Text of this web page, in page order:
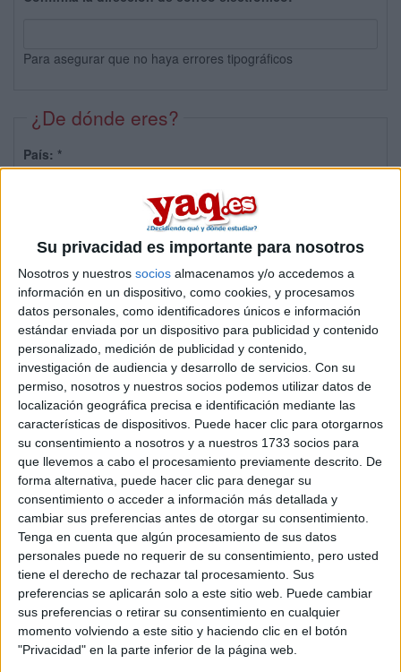
Su privacidad es importante para nosotros
Nosotros y nuestros socios almacenamos y/o accedemos a
información en un dispositivo, como cookies, y procesamos
datos personales, como identificadores únicos e información
estándar enviada por un dispositivo para publicidad y contenido
personalizado, medición de publicidad y contenido,
investigación de audiencia y desarrollo de servicios. Con su
permiso, nosotros y nuestros socios podemos utilizar datos de
localización geográfica precisa e identificación mediante las
características de dispositivos. Puede hacer clic para otorgarnos
su consentimiento a nosotros y a nuestros 1733 socios para
que llevemos a cabo el procesamiento previamente descrito. De
forma alternativa, puede hacer clic para denegar su
consentimiento o acceder a información más detallada y
cambiar sus preferencias antes de otorgar su consentimiento.
Tenga en cuenta que algún procesamiento de sus datos
personales puede no requerir de su consentimiento, pero usted
tiene el derecho de rechazar tal procesamiento. Sus
preferencias se aplicarán solo a este sitio web. Puede cambiar
sus preferencias o retirar su consentimiento en cualquier
momento volviendo a este sitio y haciendo clic en el botón
"Privacidad" en la parte inferior de la página web.
Para asegurar que no haya errores tipográficos
¿De dónde eres?
País: *
Sobre ti
Soy:*
Chico
Chica
¿En qué año terminas (o terminaste) bachillerato o FP?
Soy estudiante de:*
Términos y Condiciones de Uso
Aceptolos Términos y Condicionesde uso*